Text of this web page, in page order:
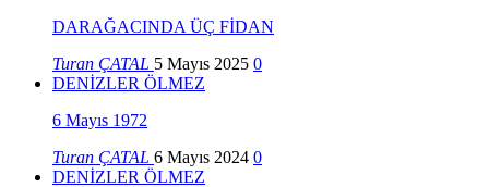
DARAĞACINDA ÜÇ FİDAN
Turan ÇATAL 5 Mayıs 2025 0
DENİZLER ÖLMEZ
6 Mayıs 1972
Turan ÇATAL 6 Mayıs 2024 0
DENİZLER ÖLMEZ